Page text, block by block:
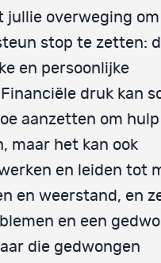
jullie overweging
stop te zetten:
en persoonlijke
druk kan
aanzetten om
maar het kan ook
en leiden tot
en weerstand, en
en een
die gedwongen